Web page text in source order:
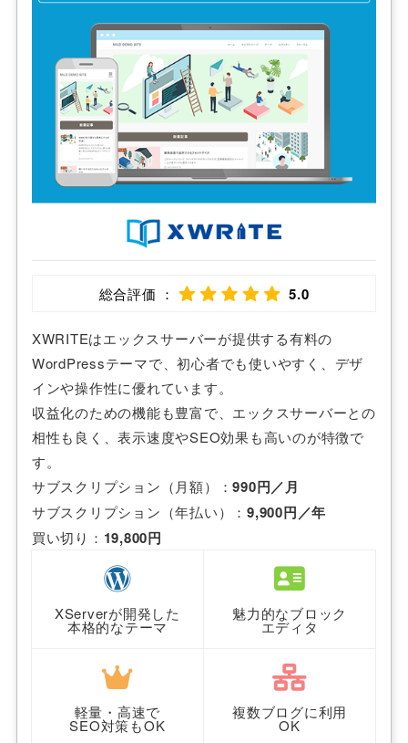
総合評価 ： 5.0
XWRITEはエックスサーバーが提供する有料の
WordPressテーマで、初心者でも使いやすく、デザ
インや操作性に優れています。
収益化のための機能も豊富で、エックスサーバーとの
相性も良く、表示速度やSEO効果も高いのが特徴で
す。
サブスクリプション（月額）：990円／月
サブスクリプション（年払い）：9,900円／年
買い切り： 19,800円
XServerが開発した
本格的なテーマ
魅力的なブロック
エディタ
軽量・高速で
SEO対策もOK
複数ブログに利用
OK